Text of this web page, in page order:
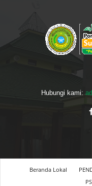
Hubungi kami:
Beranda Lokal